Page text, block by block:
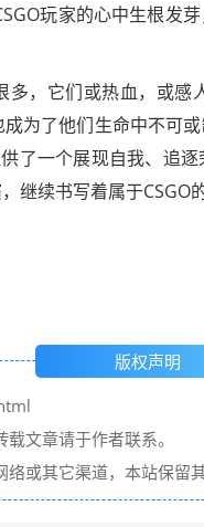
玩家的心中生根发
多，它们或热血，或
为了他们生命中不可
了一个展现自我、追
继续书写着属于CSGO
版权声明
文章请于作者联系。
或其它渠道，本站保留